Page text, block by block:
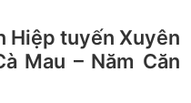
Hiệp tuyến Xuyên
Mau – Năm Căn